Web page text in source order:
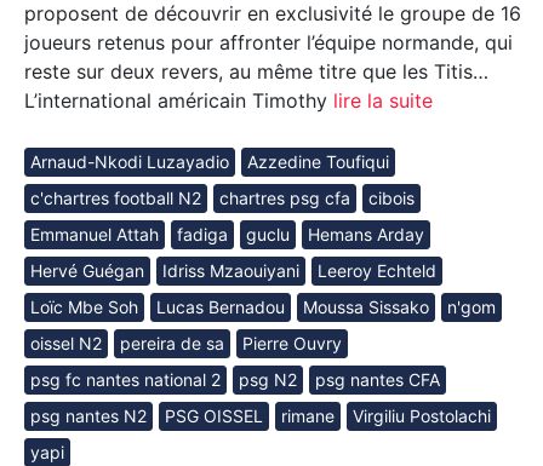
proposent de découvrir en exclusivité le groupe de 16
joueurs retenus pour affronter l’équipe normande, qui
reste sur deux revers, au même titre que les Titis…
L’international américain Timothy lire la suite
Arnaud-Nkodi Luzayadio
Azzedine Toufiqui
c'chartres football N2
chartres psg cfa
cibois
Emmanuel Attah
fadiga guclu
Hemans Arday
Hervé Guégan
Idriss Mzaouiyani
Leeroy Echteld
Loïc Mbe Soh
Lucas Bernadou Moussa Sissako
n'gom
oissel N2
pereira de sa
Pierre Ouvry
psg fc nantes national 2
psg N2
psg nantes CFA
psg nantes N2
PSG OISSEL rimane
Virgiliu Postolachi
yapi